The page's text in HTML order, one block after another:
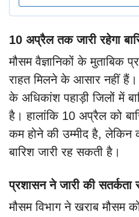
10 अप्रैल तक जारी रहेगा
मौसम वैज्ञानिकों के मुताबिक
राहत मिलने के आसार नहीं
के अधिकांश पहाड़ी जिलों में
है। हालांकि 10 अप्रैल को
कम होने की उम्मीद है, लेकिन
बारिश जारी रह सकती है।
प्रशासन ने जारी की सतर्कता
मौसम विभाग ने खराब मौसम